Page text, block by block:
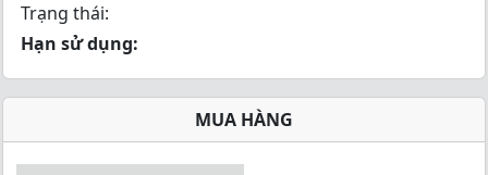
t
d
o
u
5
Trạng thái:
Hạn sử dụng:
MUA HÀNG